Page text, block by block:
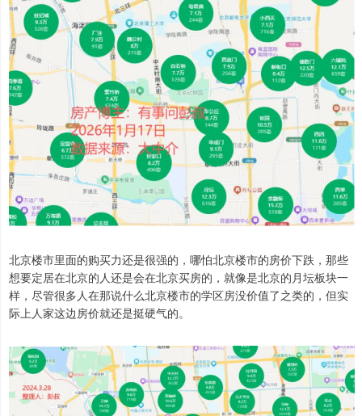
北京楼市里面的购买力还是很强的，哪怕北京楼市的房价下跌，那些
想要定居在北京的人还是会在北京买房的，就像是北京的月坛板块一
样，尽管很多人在那说什么北京楼市的学区房没价值了之类的，但实
际上人家这边房价就还是挺硬气的。